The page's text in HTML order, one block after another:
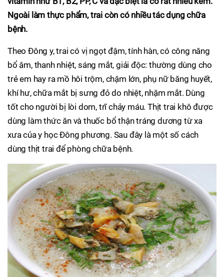
Ngoài làm thực phẩm, trai còn có nhiều tác dụng chữa
bệnh.
Theo Đông y, trai có vị ngọt đậm, tính hàn, có công năng
bổ âm, thanh nhiệt, sáng mắt, giải độc: thường dùng cho
trẻ em hay ra mồ hôi trộm, chậm lớn, phụ nữ băng huyết,
khí hư, chữa mắt bị sưng đỏ do nhiệt, nhặm mắt. Dùng
tốt cho người bị lòi dom, trĩ chảy máu. Thịt trai khô được
dùng làm thức ăn và thuốc bổ thận tráng dương từ xa
xưa của y học Đông phương. Sau đây là một số cách
dùng thịt trai để phòng chữa bệnh.